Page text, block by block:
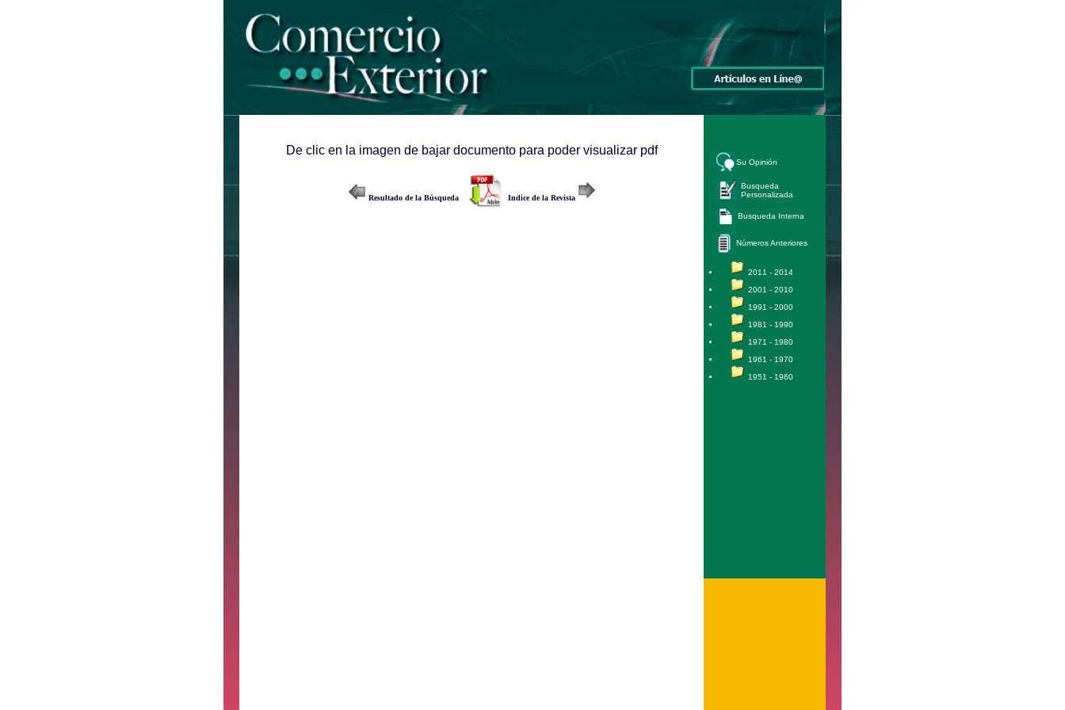
De clic en la imagen de bajar documento para poder visualizar pdf
Resultado de la Búsqueda Indice de la Revista
Su Opinión
Busqueda
Personalizada
Busqueda Interna
Números Anteriores
2011 - 2014
2001 - 2010
1991 - 2000
1981 - 1990
1971 - 1980
1961 - 1970
1951 - 1960